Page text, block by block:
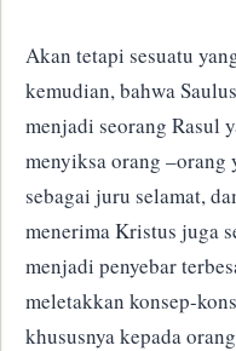
Akan tetapi sesuatu
kemudian, bahwa
menjadi seorang Rasul
menyiksa orang –orang
sebagai juru selamat,
menerima Kristus juga
menjadi penyebar
meletakkan konsep-
khususnya kepada